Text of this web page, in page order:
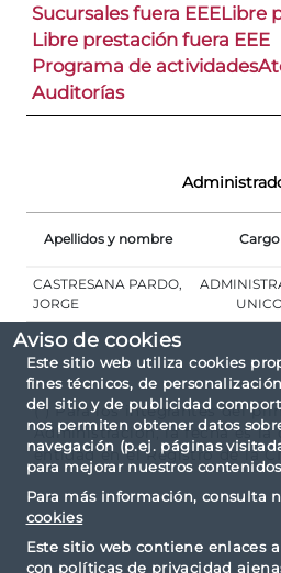
Aviso de cookies
Este sitio web utiliza cookies
fines técnicos, de
del sitio y de publicidad
nos permiten obtener datos
navegación (p.ej. páginas
para mejorar nuestros
Para más información, consulta
cookies
Este sitio web contiene enlaces
con políticas de privacidad
Sucursales fuera EEELibre
Libre prestación fuera EEE
Programa de actividades
Auditorías
Apellidos y nombre Cargo
CASTRESANA PARDO,
JORGE
(*) Para los integrantes del
Administración, la fecha es la
entidad en el Registro de la